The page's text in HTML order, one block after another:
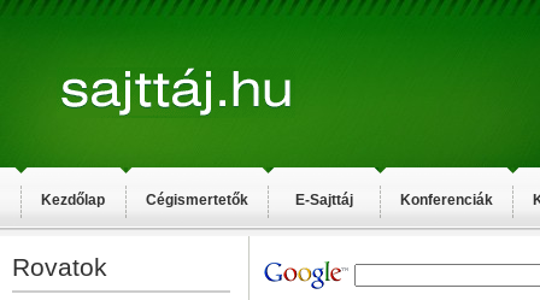
Kezdőlap Cégismertetők E-Sajttáj Konferenciák
Rovatok